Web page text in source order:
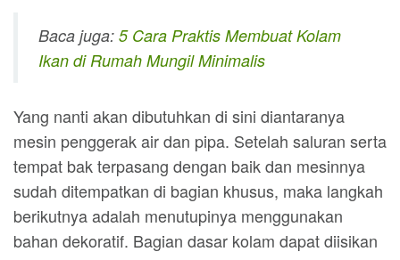
Baca juga: 5 Cara Praktis Membuat Kolam
Ikan di Rumah Mungil Minimalis
Yang nanti akan dibutuhkan di sini diantaranya
mesin penggerak air dan pipa. Setelah saluran serta
tempat bak terpasang dengan baik dan mesinnya
sudah ditempatkan di bagian khusus, maka langkah
berikutnya adalah menutupinya menggunakan
bahan dekoratif. Bagian dasar kolam dapat diisikan